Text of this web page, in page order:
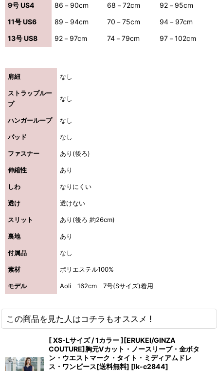
9号 US4
86－90cm 68－72cm
92－95cm
11号 US6
89－94cm 70－75cm
94－97cm
13号 US8
92－97cm 74－79cm 97－102cm
肩紐 なし
ストラップルー
プ
なし
ハンガーループ なし
パッド なし
ファスナー あり(後ろ)
伸縮性 あり
しわ なりにくい
透け 透けない
スリット あり(後ろ 約26cm)
裏地 あり
付属品 なし
素材 ポリエステル100%
モデル Aoli 162cm 7号(Sサイズ)着用
この商品を見た人はコチラもオススメ !
[ XS-Lサイズ / 1カラー ][ERUKEI/GINZA
COUTURE]胸元Vカット・ノースリーブ・金ボタ
ン・ウエストマーク・タイト・ミディアムドレ
ス・ワンピース[送料無料] [lk-c2844]